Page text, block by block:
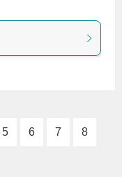
5 6 7 8